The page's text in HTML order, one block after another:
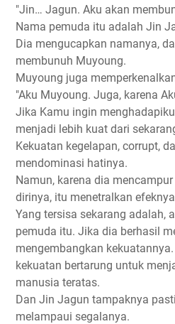
"Jin… Jagun. Aku akan
Nama pemuda itu adalah Jin
Dia mengucapkan namanya,
membunuh Muyoung.
Muyoung juga
"Aku Muyoung. Juga, karena
Jika Kamu ingin
menjadi lebih kuat dari
Kekuatan kegelapan, corrupt,
mendominasi hatinya.
Namun, karena dia
dirinya, itu menetralkan
Yang tersisa sekarang adalah,
pemuda itu. Jika dia berhasil
mengembangkan
kekuatan bertarung untuk
manusia teratas.
Dan Jin Jagun tampaknya
melampaui segalanya.